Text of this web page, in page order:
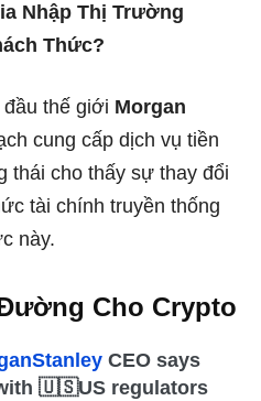
Nhập Thị Trường
Thức?
thế giới Morgan
cung cấp dịch vụ tiền
thái cho thấy sự thay đổi
tài chính truyền thống
này.
Cho Crypto
CEO says
🇺🇸US regulators